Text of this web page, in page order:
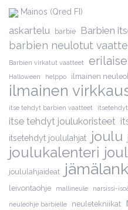
Mainos (Qred FI)
askartelu barbie Barbien
barbien neulotut
Barbien virkatut vaatteet
Halloween helppo ilmainen
ilmainen
itse tehdyt barbien vaatteet
itse tehdyt joulukoristeet
itsetehdyt joululahjat joulu
joulukalenteri
joululahjaideat
leivontaohje mallineule narsissi-
neuleohje barbielle neuletekniikat